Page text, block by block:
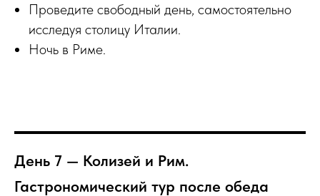
Проведите свободный день, самостоятельно
исследуя столицу Италии.
Ночь в Риме.
День 7 — Колизей и Рим.
Гастрономический тур после обеда